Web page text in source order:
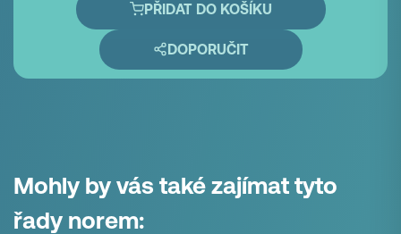
PŘIDAT DO KOŠÍKU
DOPORUČIT
Mohly by vás také zajímat tyto
řady norem: